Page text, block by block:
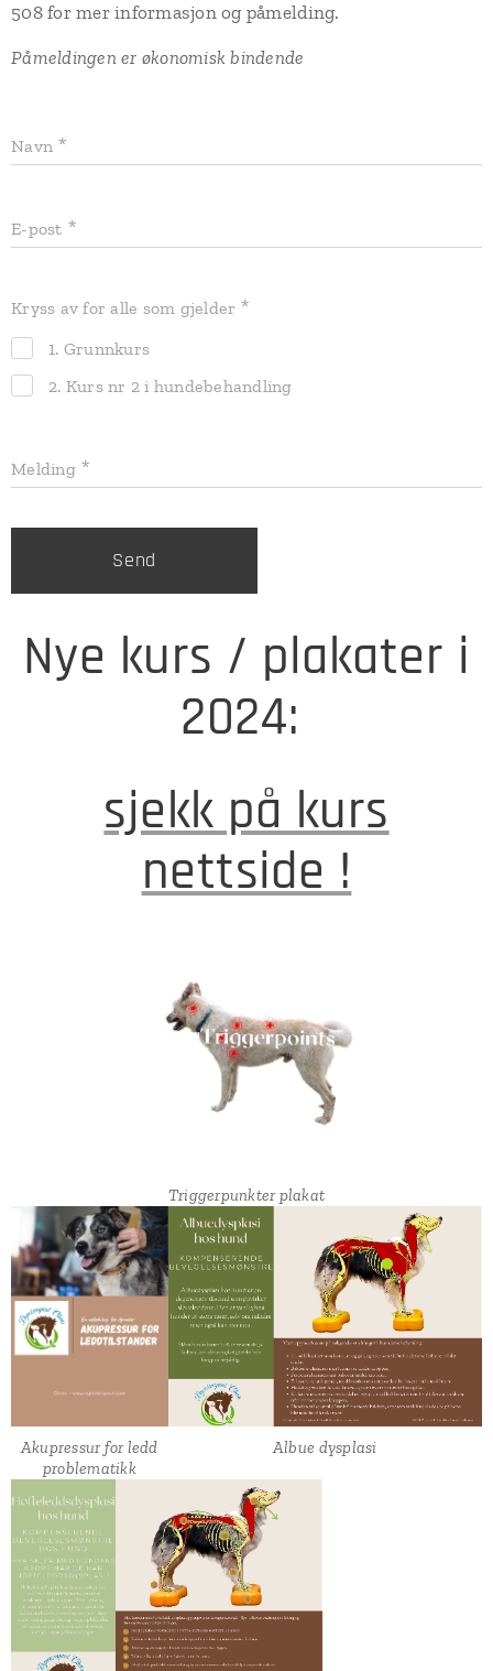
508 for mer informasjon og påmelding.
Påmeldingen er økonomisk bindende
Navn
E-post
Kryss av for alle som gjelder
1. Grunnkurs
2. Kurs nr 2 i hundebehandling
Melding
Send
Nye kurs / plakater i
2024:
sjekk på kurs
nettside !
Triggerpunkter plakat
Akupressur for ledd
problematikk
Albue dysplasi